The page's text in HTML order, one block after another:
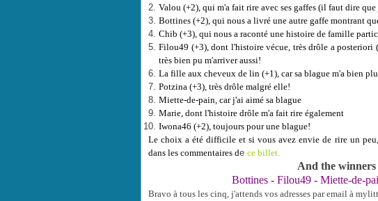
Valou (+2), qui m'a fait rire avec ses gaffes (il faut dire
Bottines (+2), qui nous a livré une autre gaffe montrant
Chib (+3), qui nous a raconté une histoire de famille
Filou49 (+3), dont l'histoire vécue, très drôle a posteriori
très bien pu m'arriver aussi!
La fille aux cheveux de lin (+1), car sa blague m'a bien plu
Potzina (+3), très drôle malgré elle!
Miette-de-pain, car j'ai aimé sa blague
Marie, dont l'histoire drôle m'a fait rire également
Iwona46 (+2), toujours pour une blague!
Le choix a été difficile et si vous avez envie de rire un
dans les commentaires de ce billet.
And the winners
Bottines - Filou49 - Miette-de-
Bravo à tous les cinq, j'attends vos adresses par email à